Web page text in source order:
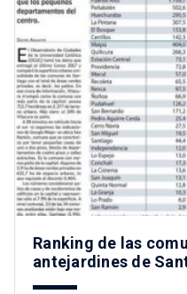
Ranking de las
antejardines de